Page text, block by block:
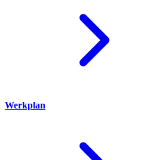
Werkplan